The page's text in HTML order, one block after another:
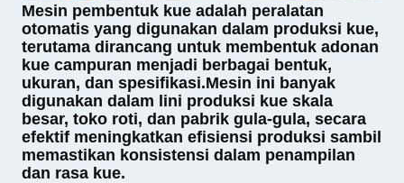
Mesin pembentuk kue adalah peralatan
otomatis yang digunakan dalam produksi kue,
terutama dirancang untuk membentuk adonan
kue campuran menjadi berbagai bentuk,
ukuran, dan spesifikasi.Mesin ini banyak
digunakan dalam lini produksi kue skala
besar, toko roti, dan pabrik gula-gula, secara
efektif meningkatkan efisiensi produksi sambil
memastikan konsistensi dalam penampilan
dan rasa kue.